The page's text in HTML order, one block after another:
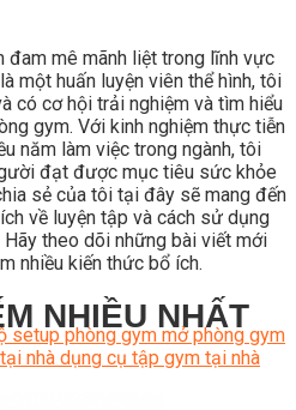
đam mê mãnh liệt trong lĩnh vực
một huấn luyện viên thể hình, tôi
có cơ hội trải nghiệm và tìm hiểu
gym. Với kinh nghiệm thực tiễn
năm làm việc trong ngành, tôi
đạt được mục tiêu sức khỏe
sẻ của tôi tại đây sẽ mang đến
về luyện tập và cách sử dụng
theo dõi những bài viết mới
nhiều kiến thức bổ ích.
NHIỀU NHẤT
setup phòng gym mở phòng gym
nhà dụng cụ tập gym tại nhà